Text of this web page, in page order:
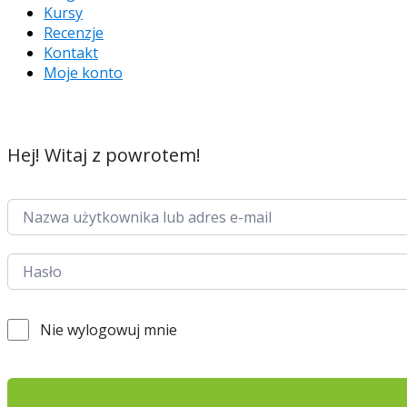
Kursy
Recenzje
Kontakt
Moje konto
Hej! Witaj z powrotem!
Nie wylogowuj mnie